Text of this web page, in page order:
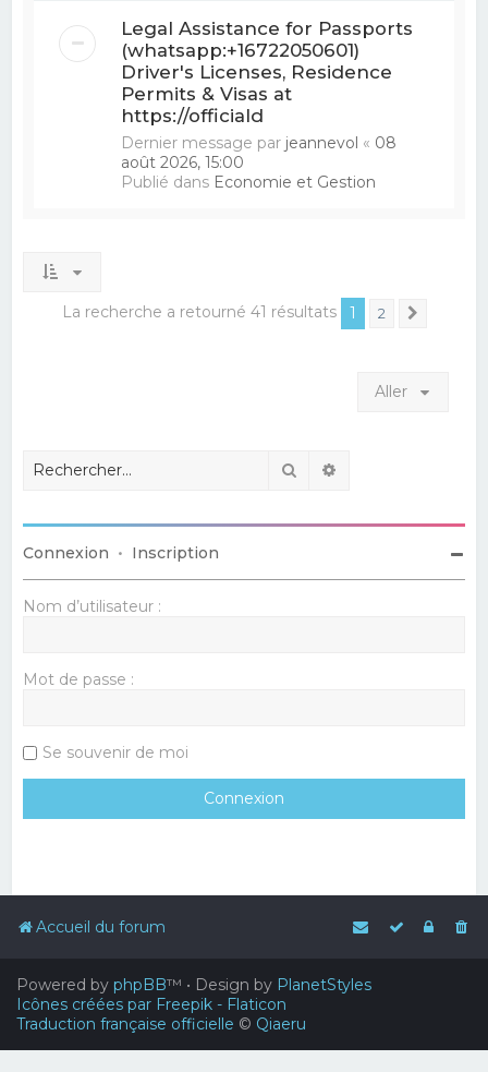
Legal Assistance for Passports
(whatsapp:+16722050601)
Driver's Licenses, Residence
Permits & Visas at
https://officiald
Dernier message par jeannevol « 08
août 2026, 15:00
Publié dans Economie et Gestion
La recherche a retourné 41 résultats 1 2
Aller
Rechercher
Connexion • Inscription
Nom d’utilisateur :
Mot de passe :
Se souvenir de moi
Accueil du forum
Powered by phpBB™ • Design by PlanetStyles
Icônes créées par Freepik - Flaticon
Traduction française officielle © Qiaeru